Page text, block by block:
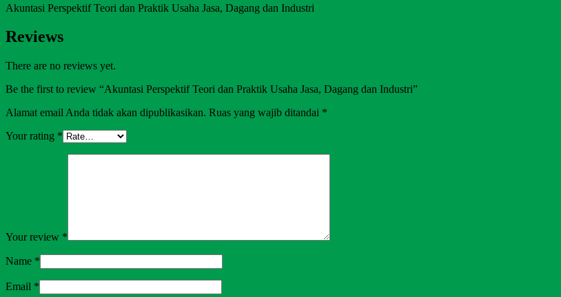
Akuntasi Perspektif Teori dan Praktik Usaha Jasa, Dagang dan Industri
Reviews
There are no reviews yet.
Be the first to review “Akuntasi Perspektif Teori dan Praktik Usaha Jasa, Dagang dan Industri”
Alamat email Anda tidak akan dipublikasikan. Ruas yang wajib ditandai *
Your rating *
Your review *
Name *
Email *